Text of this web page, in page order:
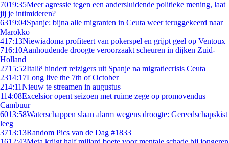
7019:35Meer agressie tegen een andersluidende politieke mening, laat
jij je intimideren?
6319:04Spanje: bijna alle migranten in Ceuta weer teruggekeerd naar
Marokko
417:13Niewiadoma profiteert van pokerspel en grijpt geel op Ventoux
716:10Aanhoudende droogte veroorzaakt scheuren in dijken Zuid-
Holland
2715:52Italië hindert reizigers uit Spanje na migratiecrisis Ceuta
2314:17Long live the 7th of October
214:11Nieuw te streamen in augustus
114:08Excelsior opent seizoen met ruime zege op promovendus
Cambuur
6013:58Waterschappen slaan alarm wegens droogte: Gereedschapskist
leeg
3713:13Random Pics van de Dag #1833